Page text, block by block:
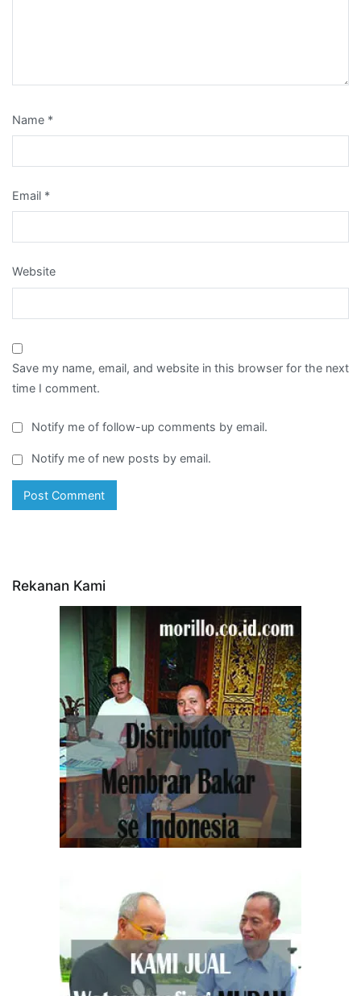
Name *
Email *
Website
Save my name, email, and website in this browser for the next
time I comment.
Notify me of follow-up comments by email.
Notify me of new posts by email.
Rekanan Kami